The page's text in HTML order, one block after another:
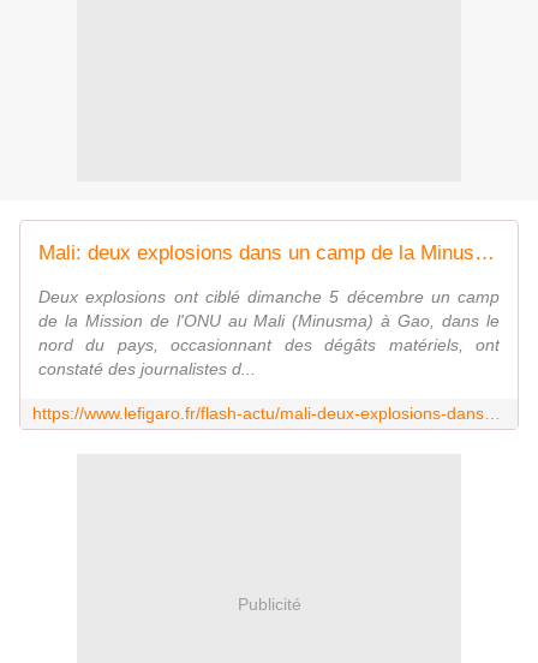
Mali: deux explosions dans un camp de la Minusma
Deux explosions ont ciblé dimanche 5 décembre un camp
de la Mission de l'ONU au Mali (Minusma) à Gao, dans le
nord du pays, occasionnant des dégâts matériels, ont
constaté des journalistes d...
Publicité